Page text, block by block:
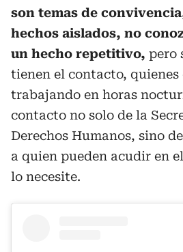
son temas de
hechos aislados, no
un hecho repetitivo, pero
tienen el contacto, quienes
trabajando en horas
contacto no solo de la
Derechos Humanos, sino
a quien pueden acudir en
lo necesite.